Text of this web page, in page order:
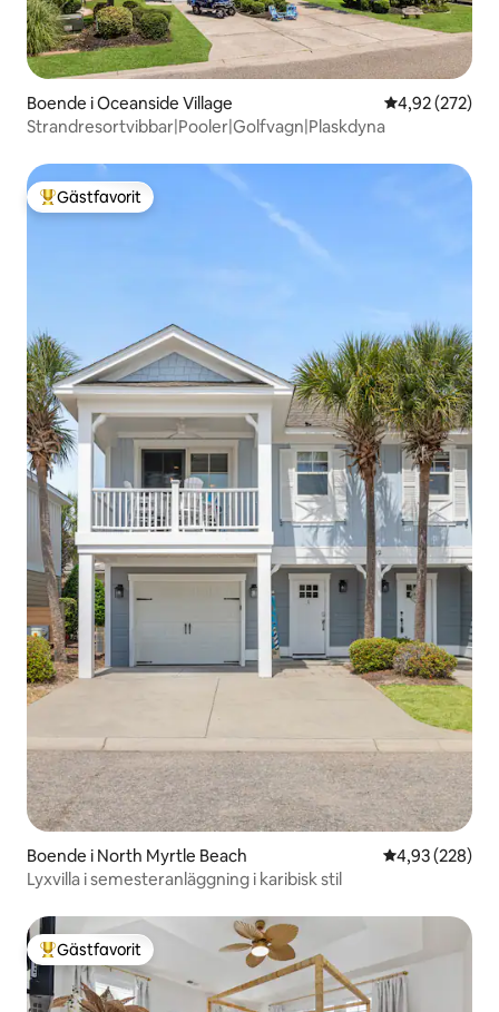
Boende i Oceanside Village 4,92 av 5 i
4,92 (272)
Strandresortvibbar|Pooler|Golfvagn|Plaskdyna
Populär gästfavorit
Gästfavorit
Boende i North Myrtle Beach 4,93 av 5 i
4,93 (228)
Lyxvilla i semesteranläggning i karibisk stil
Populär gästfavorit
Gästfavorit